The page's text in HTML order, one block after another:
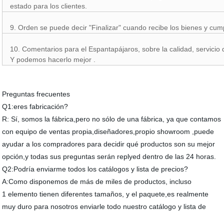
estado para los clientes.
9. Orden se puede decir "Finalizar" cuando recibe los bienes y
10. Comentarios para el Espantapájaros, sobre la calidad,
Y podemos hacerlo mejor .
Preguntas frecuentes
Q1:eres fabricación?
R: Sí, somos la fábrica,pero no sólo de una fábrica, ya que contamos
con equipo de ventas propia,diseñadores,propio showroom ,puede
ayudar a los compradores para decidir qué productos son su mejor
opción,y todas sus preguntas serán replyed dentro de las 24 horas.
Q2:Podría enviarme todos los catálogos y lista de precios?
A:Como disponemos de más de miles de productos, incluso
1 elemento tienen diferentes tamaños, y el paquete,es realmente
muy duro para nosotros enviarle todo nuestro catálogo y lista de